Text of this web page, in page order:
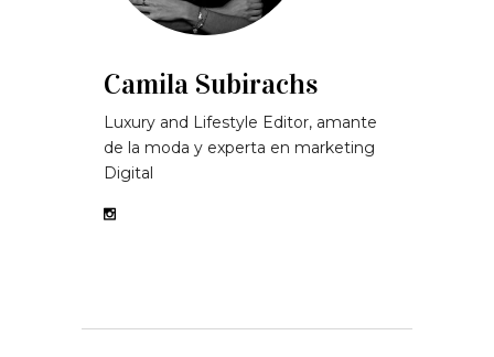
Camila Subirachs
Luxury and Lifestyle Editor, amante
de la moda y experta en marketing
Digital